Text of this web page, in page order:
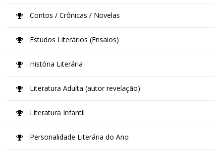
Contos / Crônicas / Novelas
Estudos Literários (Ensaios)
História Literária
Literatura Adulta (autor revelação)
Literatura Infantil
Personalidade Literária do Ano